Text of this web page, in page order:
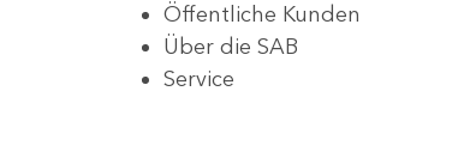
Öffentliche Kunden
Über die SAB
Service